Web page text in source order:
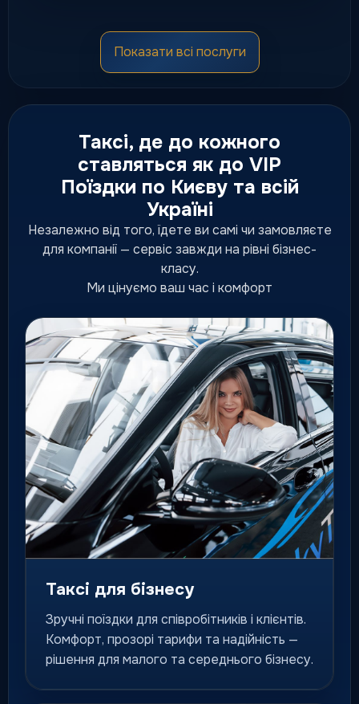
Мікроавтобуси
Комфортні мінівени для груп,
сімей, трансферів та подій.
Преміум таксі
Підвищений рівень сервісу,
статусна подача та комфортні
ділові маршрути.
підвищений рівень сервісу
Люкс таксі
Флагманський клас для
особливих подій, гостей і
персональних поїздок.
для особливих маршрутів
Міжміське таксі
Поїздки до інших міст за
фіксованим маршрутом і
зрозумілою логікою сервісу.
Попереднє замовлення
Подача авто на конкретний
та подій.
Показати всі послуги
Таксі, де до кожного
ставляться як до VIP
Поїздки по Києву та всій
Україні
Незалежно від того, їдете ви самі чи замовляєте
для компанії — сервіс завжди на рівні бізнес-
класу.
Ми цінуємо ваш час і комфорт
Таксі для бізнесу
Зручні поїздки для співробітників і клієнтів.
Комфорт, прозорі тарифи та надійність —
рішення для малого та середнього бізнесу.